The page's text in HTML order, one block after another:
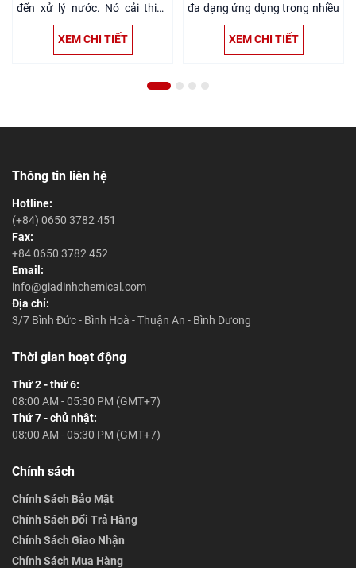
đến xử lý nước. Nó cải thiện
hiệu suất và chất lượng sản
xuất, giảm chi phí và bảo vệ
môi trường. Tính linh hoạt cao
ứng nhu cầu cụ thể của từng
đa dạng ứng dụng trong nhiều
ngành công nghiệp khác nhau
Cải thiện hiệu suất: Sản phẩm
hóa chất Polymer giúp cải
sản xuất trong các quy trình
Giảm chi phí: giúp giảm chi phí
Thông tin liên hệ
Hotline:
(+84) 0650 3782 451
Fax:
+84 0650 3782 452
Email:
info@giadinhchemical.com
Địa chỉ:
3/7 Bình Đức - Bình Hoà - Thuận An - Bình Dương
Thời gian hoạt động
Thứ 2 - thứ 6:
08:00 AM - 05:30 PM (GMT+7)
Thứ 7 - chủ nhật:
08:00 AM - 05:30 PM (GMT+7)
Chính sách
Chính Sách Bảo Mật
Chính Sách Đổi Trả Hàng
Chính Sách Giao Nhận
Chính Sách Mua Hàng